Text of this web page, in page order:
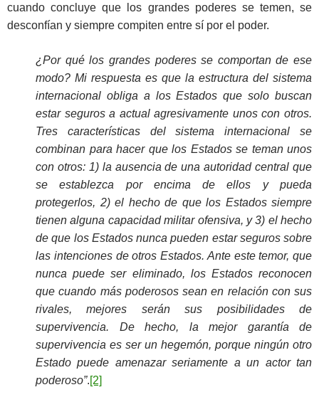
cuando concluye que los grandes poderes se temen, se
desconfían y siempre compiten entre sí por el poder.
¿Por qué los grandes poderes se comportan de ese
modo? Mi respuesta es que la estructura del sistema
internacional obliga a los Estados que solo buscan
estar seguros a actual agresivamente unos con otros.
Tres características del sistema internacional se
combinan para hacer que los Estados se teman unos
con otros: 1) la ausencia de una autoridad central que
se establezca por encima de ellos y pueda
protegerlos, 2) el hecho de que los Estados siempre
tienen alguna capacidad militar ofensiva, y 3) el hecho
de que los Estados nunca pueden estar seguros sobre
las intenciones de otros Estados. Ante este temor, que
nunca puede ser eliminado, los Estados reconocen
que cuando más poderosos sean en relación con sus
rivales, mejores serán sus posibilidades de
supervivencia. De hecho, la mejor garantía de
supervivencia es ser un hegemón, porque ningún otro
Estado puede amenazar seriamente a un actor tan
poderoso”.[2]